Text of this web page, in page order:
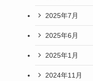
2025年7月
2025年6月
2025年1月
2024年11月